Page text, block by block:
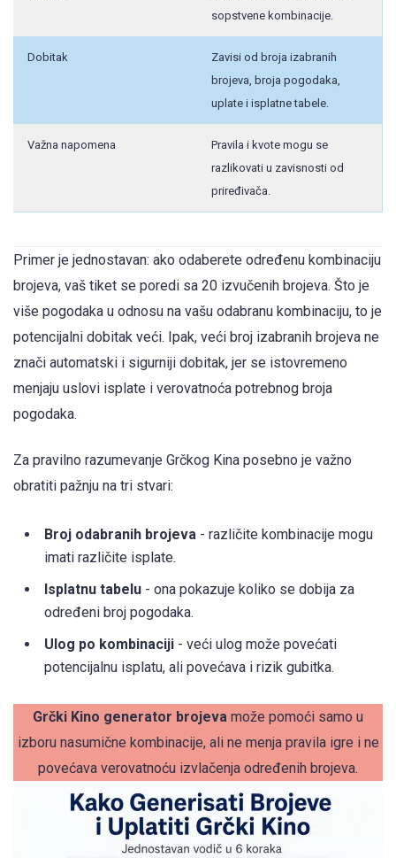
sopstvene kombinacije.
Dobitak
Zavisi od broja izabranih
brojeva, broja pogodaka,
uplate i isplatne tabele.
Važna napomena
Pravila i kvote mogu se
razlikovati u zavisnosti od
priređivača.
Primer je jednostavan: ako odaberete određenu kombinaciju
brojeva, vaš tiket se poredi sa 20 izvučenih brojeva. Što je
više pogodaka u odnosu na vašu odabranu kombinaciju, to je
potencijalni dobitak veći. Ipak, veći broj izabranih brojeva ne
znači automatski i sigurniji dobitak, jer se istovremeno
menjaju uslovi isplate i verovatnoća potrebnog broja
pogodaka.
Za pravilno razumevanje Grčkog Kina posebno je važno
obratiti pažnju na tri stvari:
Broj odabranih brojeva - različite kombinacije mogu
imati različite isplate.
Isplatnu tabelu - ona pokazuje koliko se dobija za
određeni broj pogodaka.
Ulog po kombinaciji - veći ulog može povećati
potencijalnu isplatu, ali povećava i rizik gubitka.
Grčki Kino generator brojeva može pomoći samo u
izboru nasumične kombinacije, ali ne menja pravila igre i ne
povećava verovatnoću izvlačenja određenih brojeva.